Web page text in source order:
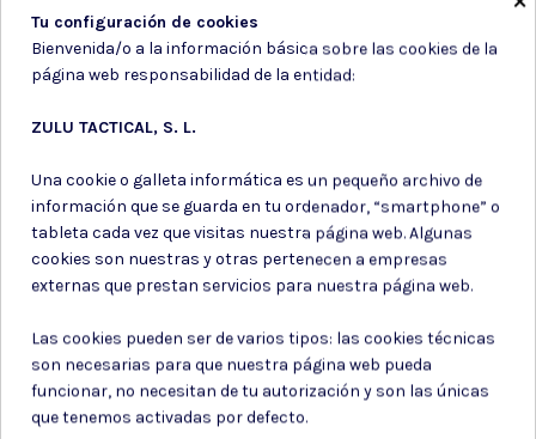
Spray de defensa
SPRAY PIMIENTA DEFENSA
PERSONAL 36ML DEFENDER
14,50 €
Spray de defensa
SPRAY DEFENSA PERSONAL
15,75 €
Tu configuración de cookies
Bienvenida/o a la información básica sobre las cookies de la
página web responsabilidad de la entidad:
ZULU TACTICAL, S. L.
Una cookie o galleta informática es un pequeño archivo de
información que se guarda en tu ordenador, “smartphone” o
tableta cada vez que visitas nuestra página web. Algunas
cookies son nuestras y otras pertenecen a empresas
externas que prestan servicios para nuestra página web.
Las cookies pueden ser de varios tipos: las cookies técnicas
son necesarias para que nuestra página web pueda
funcionar, no necesitan de tu autorización y son las únicas
que tenemos activadas por defecto.